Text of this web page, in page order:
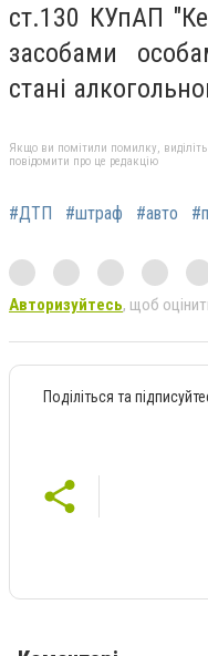
ст.130 КУпАП
засобами
стані
Якщо ви помітили помилку, виділіть
повідомити про це редакцію
#ДТП #штраф #авто
Авторизуйтесь, щоб
Поділіться та